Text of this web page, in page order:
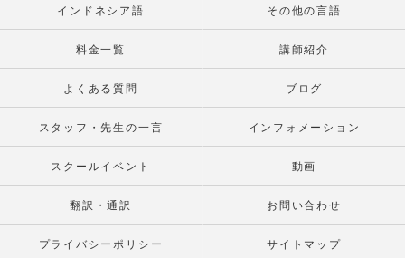
インドネシア語 その他の言語
料金一覧 講師紹介
よくある質問 ブログ
スタッフ・先生の一言 インフォメーション
スクールイベント 動画
翻訳・通訳 お問い合わせ
プライバシーポリシー サイトマップ